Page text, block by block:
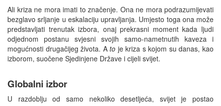
Ali kriza ne mora imati to značenje. Ona ne mora podrazumijevati
bezglavo srljanje u eskalaciju upravljanja. Umjesto toga ona može
predstavljati trenutak izbora, onaj prekrasni moment kada ljudi
odjednom postanu svjesni svojih samo-nametnutih kaveza i
mogućnosti drugačijeg života. Ato je kriza s kojom su danas, kao
izborom, suočene Sjedinjene Države i cijeli svijet.
Globalni izbor
U razdoblju od samo nekoliko desetljeća, svijet je postao